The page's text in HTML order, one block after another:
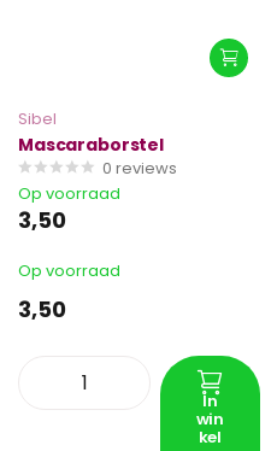
Sibel
Mascaraborstel
0 reviews
Op voorraad
3,50
Op voorraad
3,50
In
win
kel